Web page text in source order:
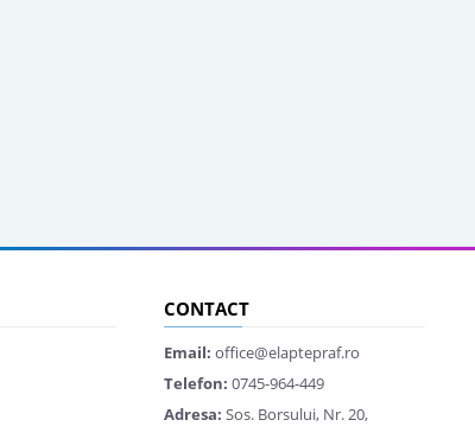
CONTACT
Email: office@elaptepraf.ro
Telefon: 0745-964-449
Adresa: Sos. Borsului, Nr. 20,